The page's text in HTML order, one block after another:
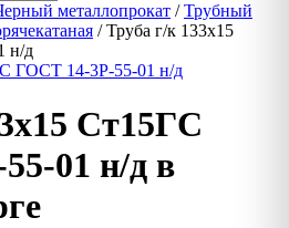
металлопрокат /Трубный
/ Труба г/к 133х15
н/д
Ст15ГС
01 н/д в